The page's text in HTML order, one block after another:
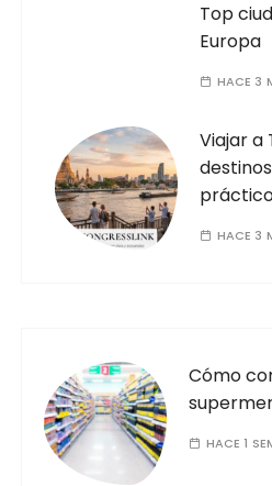
Top
Europa
HACE 3
Viajar a
HACE 3
Cómo
HACE 1